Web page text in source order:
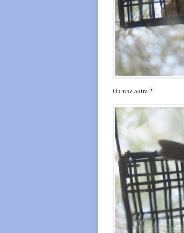
Ou une autre ?